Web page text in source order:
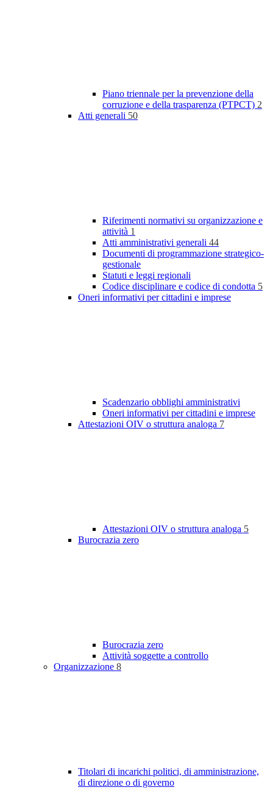
Piano triennale per la prevenzione della
corruzione e della trasparenza (PTPCT) 2
Atti generali 50
Riferimenti normativi su organizzazione e
attività 1
Atti amministrativi generali 44
Documenti di programmazione strategico-
gestionale
Statuti e leggi regionali
Codice disciplinare e codice di condotta 5
Oneri informativi per cittadini e imprese
Scadenzario obblighi amministrativi
Oneri informativi per cittadini e imprese
Attestazioni OIV o struttura analoga 7
Attestazioni OIV o struttura analoga 5
Burocrazia zero
Burocrazia zero
Attività soggette a controllo
Organizzazione 8
Titolari di incarichi politici, di amministrazione,
di direzione o di governo